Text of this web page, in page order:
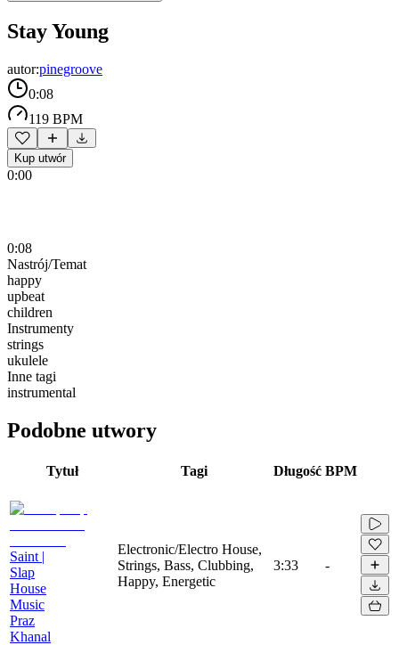
Stay Young
autor:pinegroove
0:08
119 BPM
Kup utwór
0:00
0:08
Nastrój/Temat
happy
upbeat
children
Instrumenty
strings
ukulele
Inne tagi
instrumental
Podobne utwory
Tytuł Tagi Długość BPM
Saint |
Slap
House
Music
Praz
Khanal
Electronic/Electro House,
Strings, Bass, Clubbing,
Happy, Energetic
3:33 -